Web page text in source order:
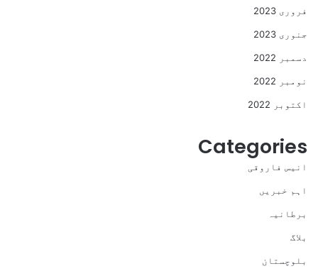
فروری 2023
جنوری 2023
دسمبر 2022
نومبر 2022
اکتوبر 2022
Categories
انیس فاروقی
اہم خبریں
برطانیہ
بلاگ
بلوچستان